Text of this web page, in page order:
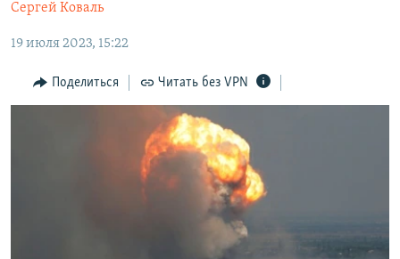
Вернутся
ИНФОГРАФИКА
ТЕЛЕПРОЕКТ КРЫМ.РЕАЛИИ
СОВЕТЫ ПРАВОЗАЩИТНИКОВ
ПРОПАВШИЕ БЕЗ ВЕСТИ
ПОБЕДИТЕЛЕЙ НЕ СУДЯТ?
РАДІО СВОБОДА
КАК ОБОЙТИ БЛОКИРОВКУ
Сергей Коваль
19 июля 2023, 15:22
Поделиться Читать без VPN